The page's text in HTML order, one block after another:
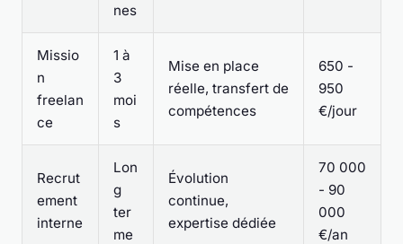
nes
Missio
n
freelan
ce
1 à
3
moi
s
Mise en place
réelle, transfert de
compétences
650 -
950
€/jour
Recrut
ement
interne
Lon
g
ter
me
Évolution
continue,
expertise dédiée
70 000
- 90
000
€/an